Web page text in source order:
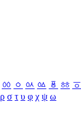
ㆀ ㆁ ㆂ ㆃ ㆄ ㆅ ㆆ
ρ σ τ υ φ χ ψ ω